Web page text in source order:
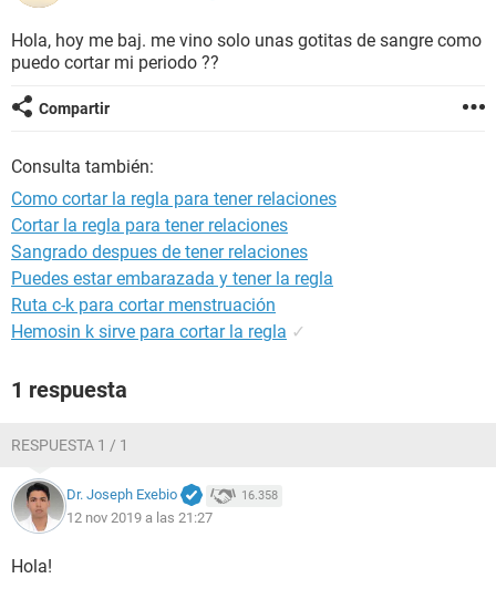
BIENESTAR
SEXUALIDAD
GLOSARIO
Hola, hoy me baj. me vino solo unas gotitas de sangre como
puedo cortar mi periodo ??
Compartir
Consulta también:
Como cortar la regla para tener relaciones
Cortar la regla para tener relaciones
Sangrado despues de tener relaciones
Puedes estar embarazada y tener la regla
Ruta c-k para cortar menstruación
Hemosin k sirve para cortar la regla ✓
1 respuesta
RESPUESTA 1 / 1
Dr. Joseph Exebio 16.358
12 nov 2019 a las 21:27
Hola!